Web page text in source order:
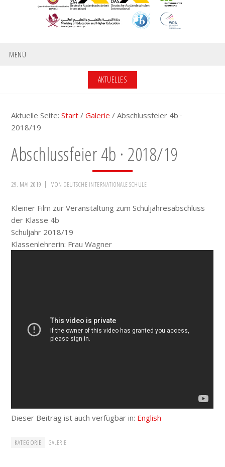
MENÜ
AKTUELLES
Aktuelle Seite:Start / Galerie / Abschlussfeier 4b ·
2018/19
Abschlussfeier 4b · 2018/19
29. MAI 2019 VON DEUTSCHE INTERNATIONALE SCHULE
Kleiner Film zur Veranstaltung zum Schuljahresabschluss
der Klasse 4b
Schuljahr 2018/19
Klassenlehrerin: Frau Wagner
Dieser Beitrag ist auch verfügbar in: English
KATEGORIE GALERIE